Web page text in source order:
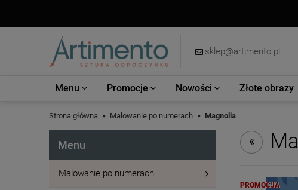
sklep@artimento.pl
Menu Promocje Nowości Złote obrazy
Strona główna Malowanie po numerach Magnolia
Menu
Malowanie po numerach
PROMOCJA